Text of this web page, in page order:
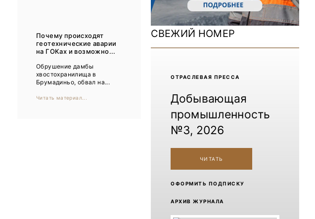
Mining World Russia 2024
ВСЕ СПЕЦПРОЕКТЫ
Почему происходят
геотехнические аварии
на ГОКах и возможно...
Обрушение дамбы
хвостохранилища в
Брумадиньо, обвал на...
Читать материал...
СВЕЖИЙ НОМЕР
ОТРАCЛЕВАЯ ПРЕССА
Добывающая
промышленность
№3, 2026
ЧИТАТЬ
ОФОРМИТЬ ПОДПИСКУ
АРХИВ ЖУРНАЛА